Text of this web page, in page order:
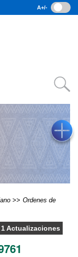
A+/-
Ordenes de
1 Actualizaciones